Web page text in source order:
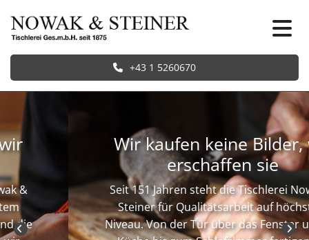
+43 1 5260670
Wir kaufen keine Bilder, wir
erschaffen sie
Seit 151 Jahren steht die Tischlerei Nowak &
Steiner für Qualitätsarbeit auf höchstem
Niveau. Von der Tür über das Fenster und die